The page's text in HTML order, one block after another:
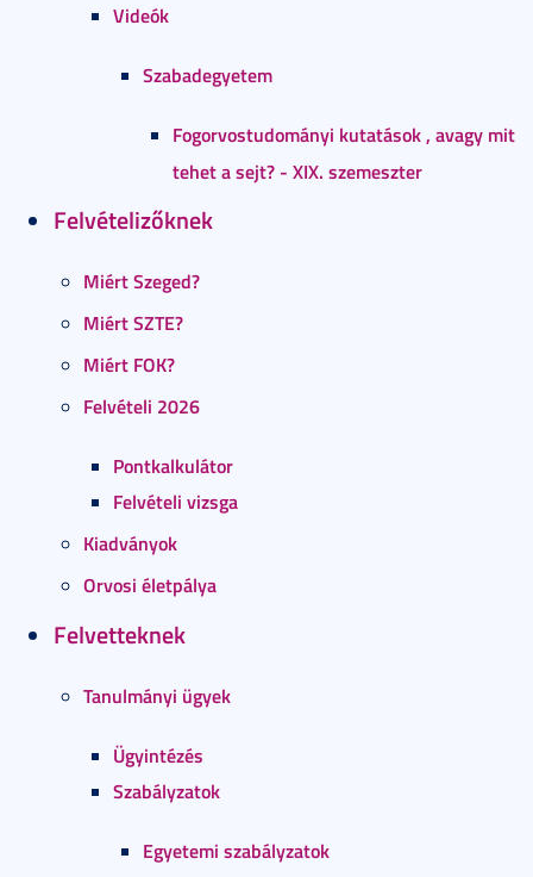
Videók
Szabadegyetem
Fogorvostudományi kutatások , avagy mit
tehet a sejt? - XIX. szemeszter
Felvételizőknek
Miért Szeged?
Miért SZTE?
Miért FOK?
Felvételi 2026
Pontkalkulátor
Felvételi vizsga
Kiadványok
Orvosi életpálya
Felvetteknek
Tanulmányi ügyek
Ügyintézés
Szabályzatok
Egyetemi szabályzatok